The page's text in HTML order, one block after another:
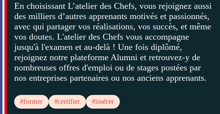
En choisissant L’atelier des Chefs, vous rejoignez aussi
des milliers d’autres apprenants motivés et passionnés,
avec qui partager vos réalisations, vos succès, et même
vos doutes. L'atelier des Chefs vous accompagne
jusqu'à l'examen et au-delà ! Une fois diplômé,
rejoignez notre plateforme Alumni et retrouvez-y de
nombreuses offres d'emploi ou de stages postées par
nos entreprises partenaires ou nos anciens apprenants.
#former #certifier #insérer